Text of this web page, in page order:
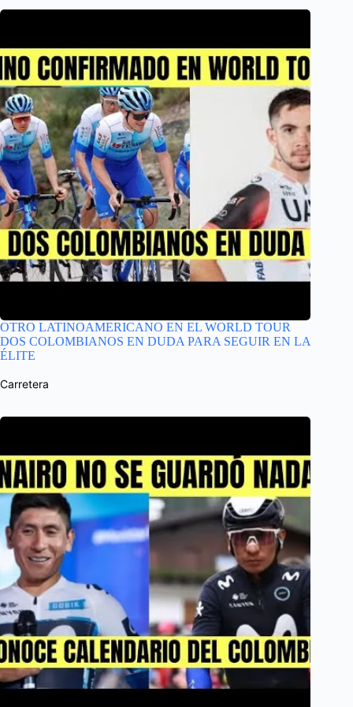
OTRO LATINOAMERICANO EN EL WORLD TOUR
DOS COLOMBIANOS EN DUDA PARA SEGUIR EN LA
ÉLITE
Carretera